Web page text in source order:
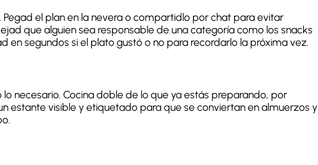
el plan en la nevera o compartidlo por chat para evitar
que alguien sea responsable de una categoría como los snacks
segundos si el plato gustó o no para recordarlo la próxima vez.
necesario. Cocina doble de lo que ya estás preparando, por
estante visible y etiquetado para que se conviertan en almuerzos y